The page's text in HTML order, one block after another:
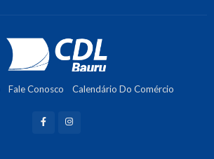
Fale Conosco Calendário Do Comércio